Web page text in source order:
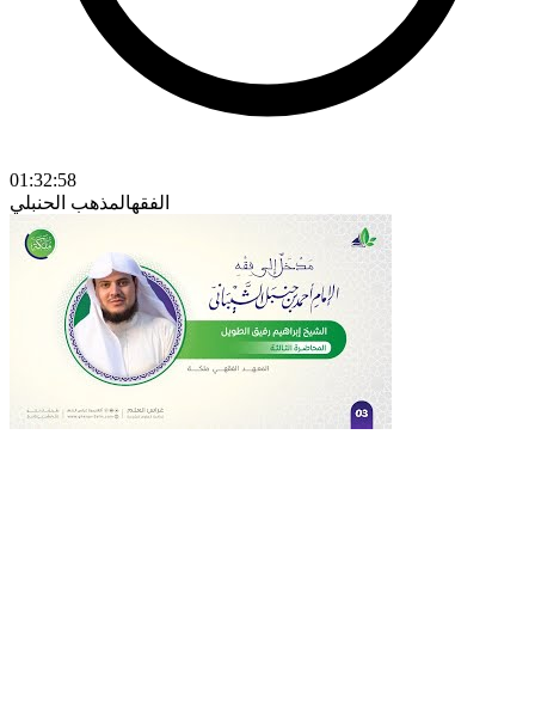
01:32:58
الفقهالمذهب الحنبلي